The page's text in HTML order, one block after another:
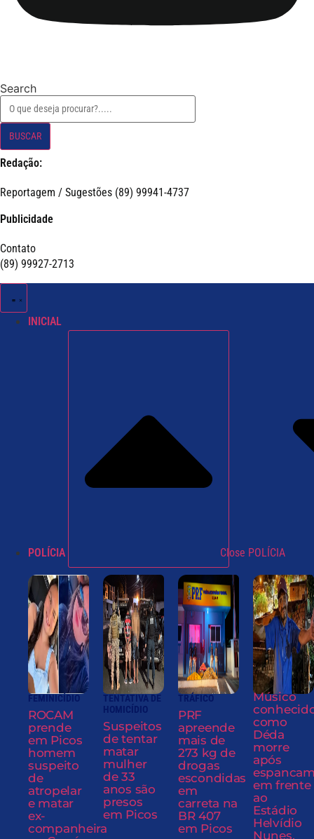
Search
BUSCAR
Redação:
Reportagem / Sugestões (89) 99941-4737
Publicidade
Contato
(89) 99927-2713
INICIAL
POLÍCIA Close POLÍCIA
FEMINICÍDIO
ROCAM
prende
em Picos
homem
suspeito
de
atropelar
e matar
ex-
companheira
TENTATIVA DE
HOMICÍDIO
Suspeitos
de tentar
matar
mulher
de 33
anos são
presos
em Picos
TRÁFICO
PRF
apreende
mais de
273 kg de
drogas
escondidas
em
carreta na
BR 407
em Picos
Músico
como
Déda
morre
após
em frente
ao
Estádio
Helvídio
Nunes,